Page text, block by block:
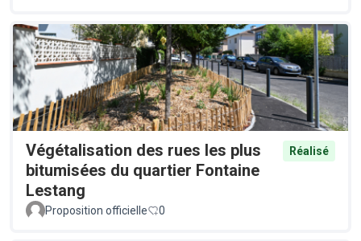
Végétalisation des rues les plus
bitumisées du quartier Fontaine
Lestang
Réalisé
Proposition officielle 0